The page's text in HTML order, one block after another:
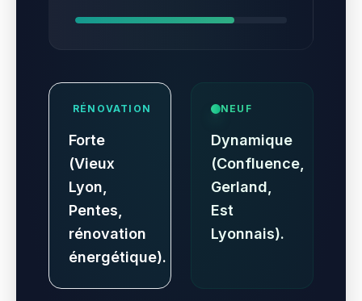
RÉNOVATION
Forte
(Vieux
Lyon,
Pentes,
rénovation
énergétique).
NEUF
Dynamique
(Confluence,
Gerland,
Est
Lyonnais).